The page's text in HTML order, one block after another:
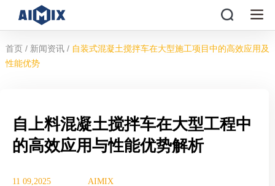
首页 / 新闻资讯 / 自装式混凝土搅拌车在大型施工项目中的高效应用及
性能优势
自上料混凝土搅拌车在大型工程中
的高效应用与性能优势解析
11 09,2025
AIMIX